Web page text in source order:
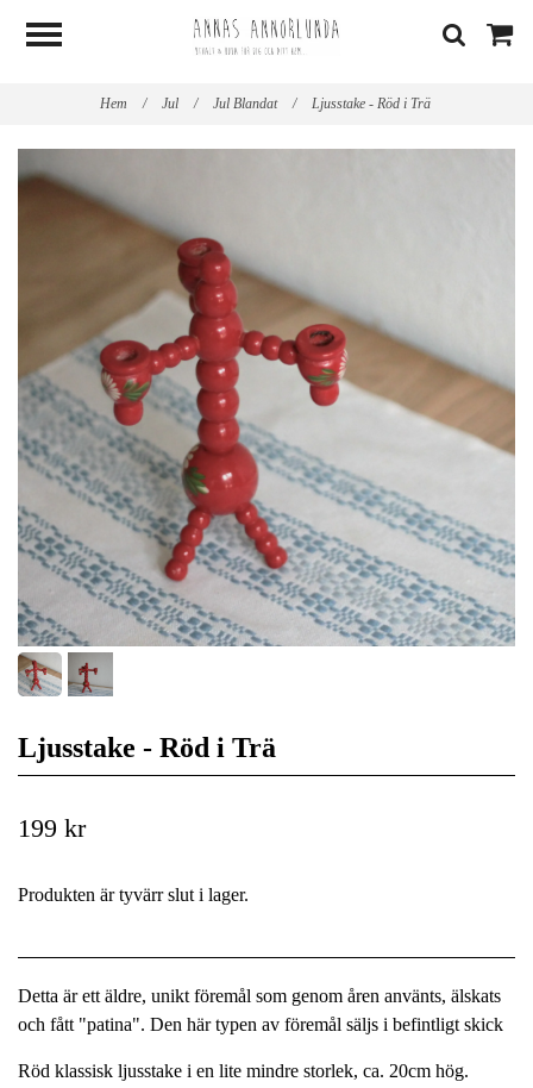
Hem / Jul / Jul Blandat / Ljusstake - Röd i Trä
Ljusstake - Röd i Trä
199 kr
Produkten är tyvärr slut i lager.
Detta är ett äldre, unikt föremål som genom åren använts, älskats
och fått "patina". Den här typen av föremål säljs i befintligt skick
Röd klassisk ljusstake i en lite mindre storlek, ca. 20cm hög.